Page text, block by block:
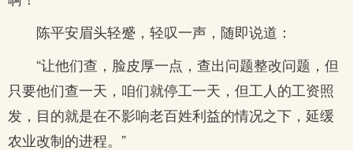
陈平安眉头轻蹙，轻叹一声，随即说道：
“让他们查，脸皮厚一点，查出问题整改问题，但
只要他们查一天，咱们就停工一天，但工人的工资照
发，目的就是在不影响老百姓利益的情况之下，延缓
农业改制的进程。”